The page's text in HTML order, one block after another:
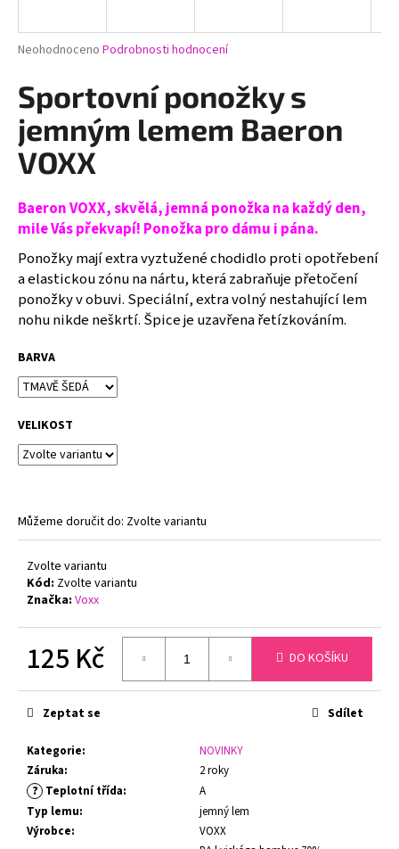
Průměrné
produktu
je
0,0
5
hvězdiček.
Neohodnoceno Podrobnosti hodnocení
Sportovní ponožky s
jemným lemem Baeron
VOXX
Baeron VOXX, skvělá, jemná ponožka na každý den,
mile Vás překvapí! Ponožka pro dámu i pána.
Ponožky mají extra vyztužené chodidlo proti opotřebení
a elastickou zónu na nártu, která zabraňuje přetočení
ponožky v obuvi. Speciální, extra volný nestahující lem
nohu nikde neškrtí. Špice je uzavřena řetízkováním.
BARVA
VELIKOST
Můžeme doručit do: Zvolte variantu
Zvolte variantu
Kód: Zvolte variantu
Značka: Voxx
125 Kč
cena:
DO KOŠÍKU
Kategorie:
NOVINKY
Záruka: 2 roky
? Teplotní třída:
A
Typ lemu:
jemný lem
Výrobce: VOXX
Zeptat se Sdílet
j
t
?
HLEDAT
D
o
p
r
u
č
u
j
e
PODPRSENKA
MINIMIZER
NATURANA
Kč
Původně:
Kč